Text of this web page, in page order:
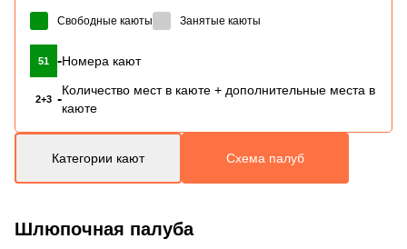
Свободные каюты Занятые каюты
51 -Номера кают
2+3 -
Количество мест в каюте + дополнительные места в
каюте
Категории кают Схема палуб
Шлюпочная палуба